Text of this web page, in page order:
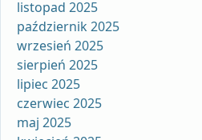
listopad 2025
październik 2025
wrzesień 2025
sierpień 2025
lipiec 2025
czerwiec 2025
maj 2025